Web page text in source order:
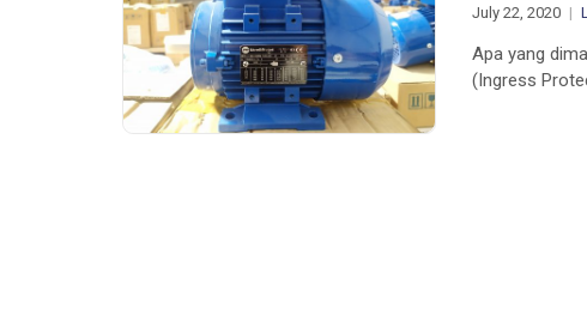
July 22, 2020
Apa yang
(Ingress